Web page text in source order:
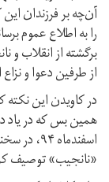
آن‌چه بر فرزندان
را به اطلاع عموم
برگشته از انقلاب و
از طرفین دعوا و نزاع انتخابات
در کاویدن این
همین بس که در یاد
«نانجیب» توصیف